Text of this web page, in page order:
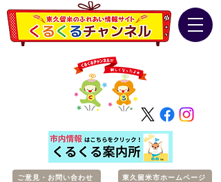
ご意見・お問い合わせ 東久留米市ホームページ